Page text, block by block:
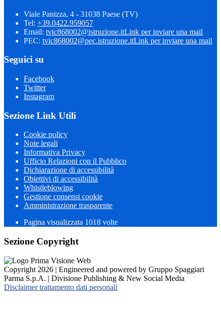
Viale Panizza, 4 - 31038 Paese (TV)
Tel: +39.0422.959057
Email: tvic868002@istruzione.itLink per inviare una mail
PEC: tvic868002@pec.istruzione.itLink per inviare una mail
Seguici su
Facebook
Twitter
Instagram
Sezione Link Utili
Cookie policy
Note legali
Informativa Privacy
Ufficio Relazioni con il Pubblico
Dichiarazione di accessibilità
Obiettivi di accessibilità
Whistleblowing
Gestione consensi cookie
Amministrazione trasparente
Pagina visualizzata 1018 volte
Sezione Copyright
Copyright 2026 | Engineered and powered by Gruppo Spaggiari
Parma S.p.A. | Divisione Publishing & New Social Media
Disclaimer trattamento dati personali